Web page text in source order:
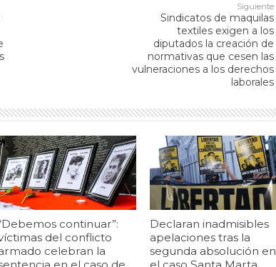
Siguiente
Sindicatos de maquilas
textiles exigen a los
diputados la creación de
normativas que cesen las
vulneraciones a los derechos
laborales
continuar”:
del conflicto
celebran la
en el caso de
Declaran inadmisibles
apelaciones tras la
segunda absolución en
el caso Santa Marta